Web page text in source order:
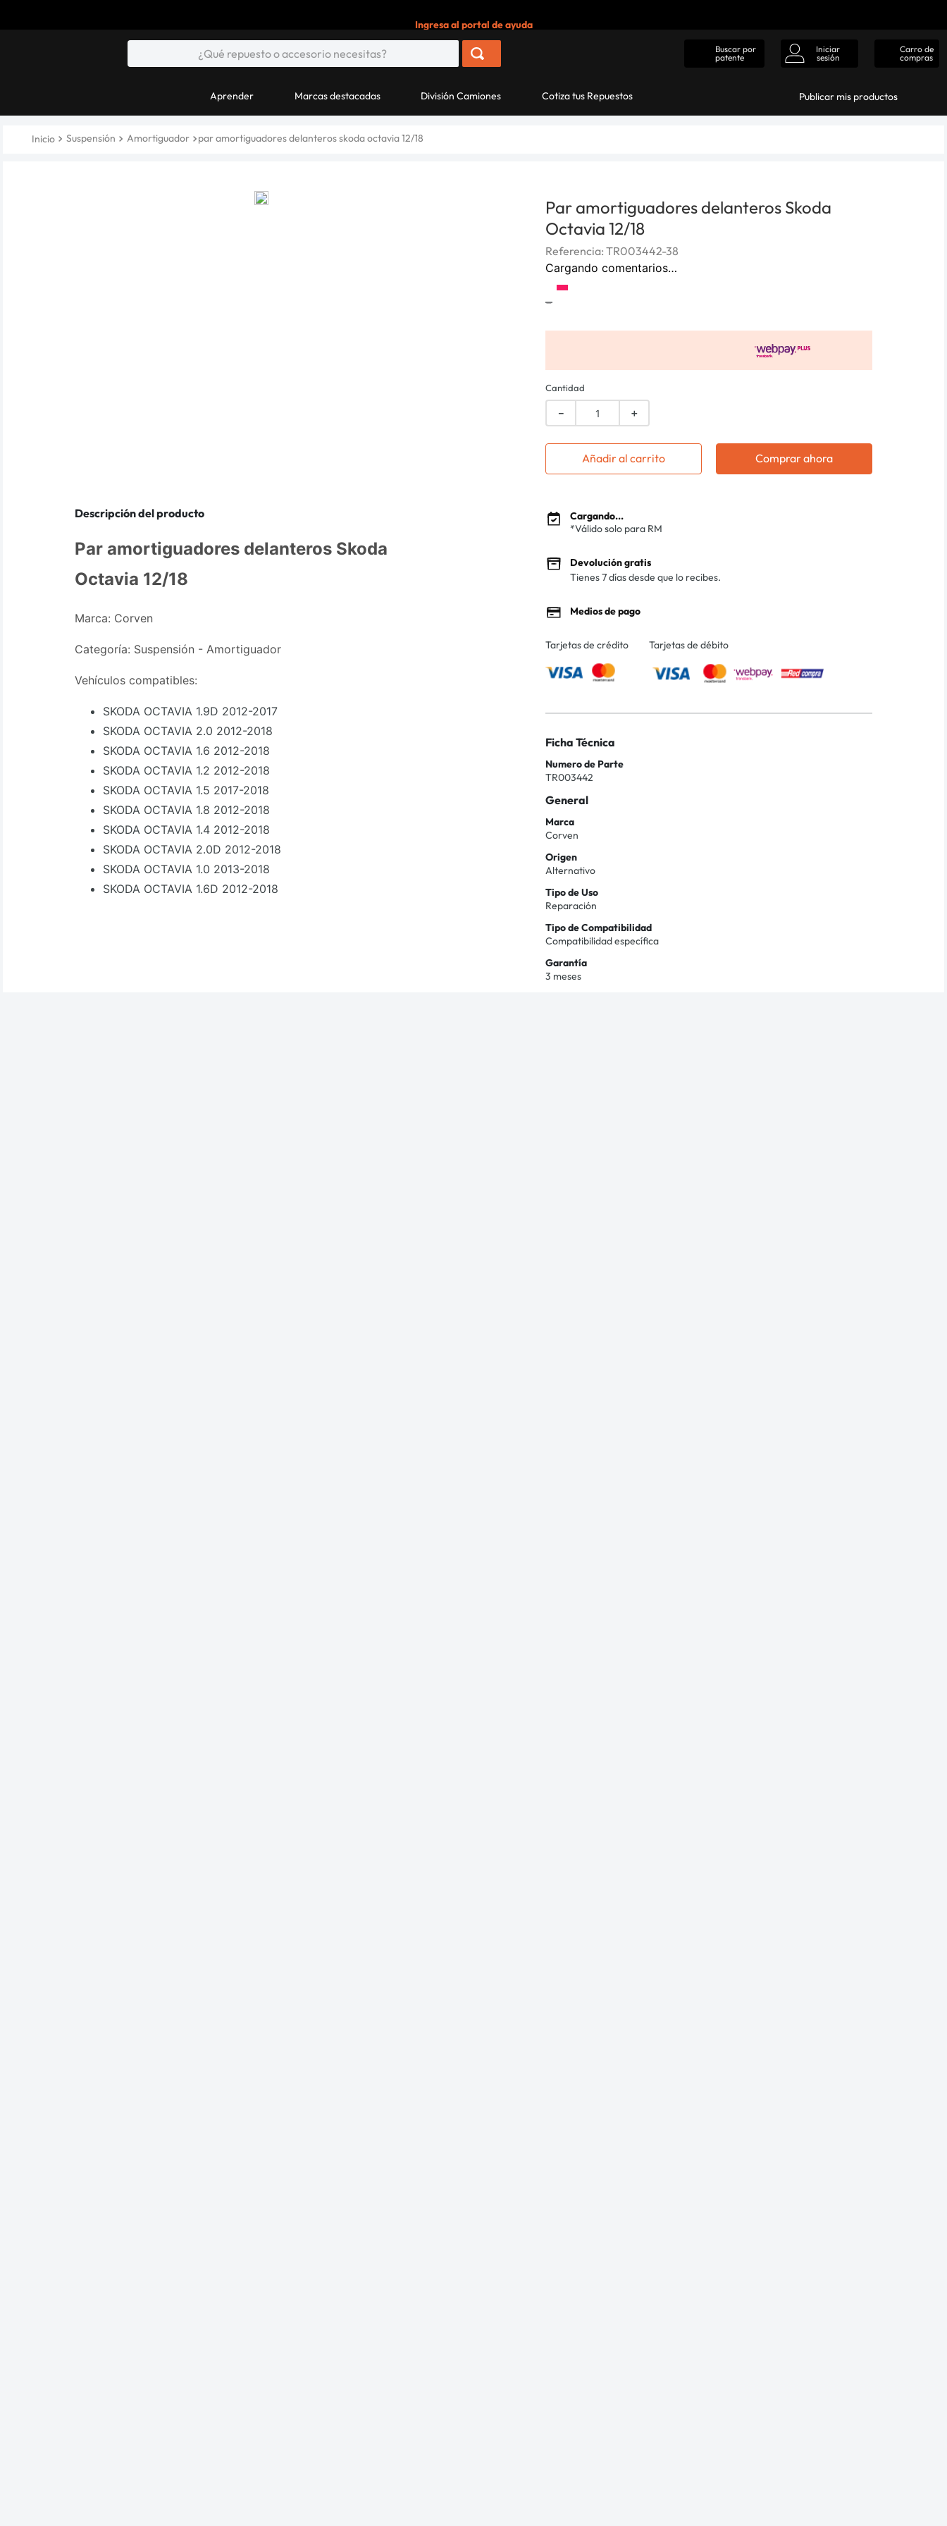
Ingresa al portal de ayuda
Buscar por
patente
Iniciar
sesión
Carro de
compras
Aprender Marcas destacadas División Camiones Cotiza tus Repuestos Publicar mis productos
Suspensión Amortiguador par amortiguadores delanteros skoda octavia 12/18
Descripción del producto
Par amortiguadores delanteros Skoda
Octavia 12/18
Marca: Corven
Categoría: Suspensión - Amortiguador
Vehículos compatibles:
SKODA OCTAVIA 1.9D 2012-2017
SKODA OCTAVIA 2.0 2012-2018
SKODA OCTAVIA 1.6 2012-2018
SKODA OCTAVIA 1.2 2012-2018
SKODA OCTAVIA 1.5 2017-2018
SKODA OCTAVIA 1.8 2012-2018
SKODA OCTAVIA 1.4 2012-2018
SKODA OCTAVIA 2.0D 2012-2018
SKODA OCTAVIA 1.0 2013-2018
SKODA OCTAVIA 1.6D 2012-2018
Par amortiguadores delanteros Skoda
Octavia 12/18
Referencia: TR003442-38
Cargando comentarios…
-
Cantidad
＋
－
Añadir al carrito Comprar ahora
Cargando...
*Válido solo para RM
Devolución gratis
Tienes 7 días desde que lo recibes.
Medios de pago
Tarjetas de crédito Tarjetas de débito
Ficha Técnica
Numero de Parte
TR003442
General
Marca
Corven
Origen
Alternativo
Tipo de Uso
Reparación
Tipo de Compatibilidad
Compatibilidad específica
Garantía
3 meses